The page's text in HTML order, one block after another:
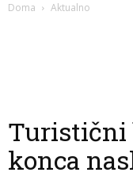
Doma Aktualno
Turistični
konca